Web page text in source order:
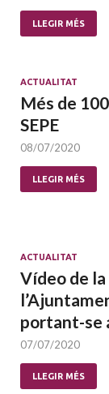
LLEGIR MÉS
ACTUALITAT
Més de
SEPE
08/07/2020
LLEGIR MÉS
ACTUALITAT
Vídeo de
portant-se
07/07/2020
LLEGIR MÉS